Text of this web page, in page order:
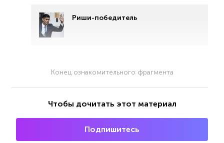
Риши-победитель
Конец ознакомительного фрагмента
Чтобы дочитать этот материал
Подпишитесь